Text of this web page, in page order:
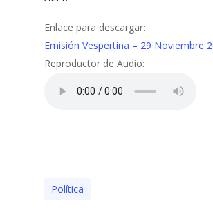
Enlace para descargar:
Emisión Vespertina – 29 Noviembre
Reproductor de Audio:
Polí­tica